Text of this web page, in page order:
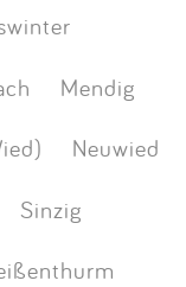
Mendig
Neuwied
Sinzig